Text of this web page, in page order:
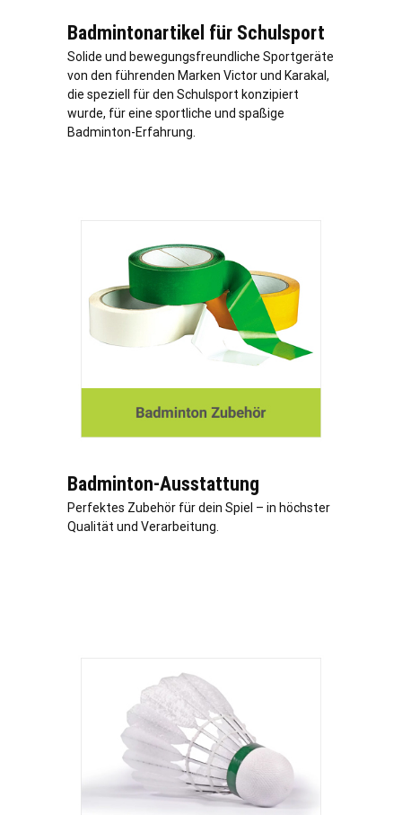
Badmintonartikel für Schulsport
Solide und bewegungsfreundliche Sportgeräte
von den führenden Marken Victor und Karakal,
die speziell für den Schulsport konzipiert
wurde, für eine sportliche und spaßige
Badminton-Erfahrung.
Badminton-Ausstattung
Perfektes Zubehör für dein Spiel – in höchster
Qualität und Verarbeitung.